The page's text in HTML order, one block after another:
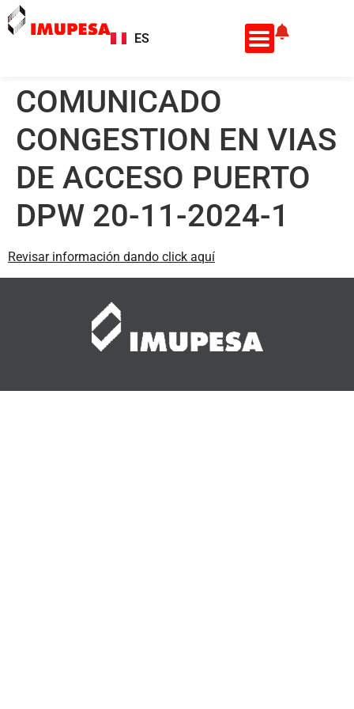
ES
EN
COMUNICADO
CONGESTION EN VIAS
DE ACCESO PUERTO
DPW 20-11-2024-1
Revisar información dando click aquí